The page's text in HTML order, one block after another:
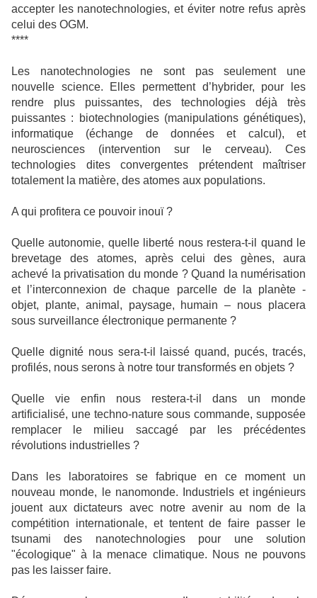
accepter les nanotechnologies, et éviter notre refus après
celui des OGM.
****
Les nanotechnologies ne sont pas seulement une
nouvelle science. Elles permettent d’hybrider, pour les
rendre plus puissantes, des technologies déjà très
puissantes : biotechnologies (manipulations génétiques),
informatique (échange de données et calcul), et
neurosciences (intervention sur le cerveau). Ces
technologies dites convergentes prétendent maîtriser
totalement la matière, des atomes aux populations.
A qui profitera ce pouvoir inouï ?
Quelle autonomie, quelle liberté nous restera-t-il quand le
brevetage des atomes, après celui des gènes, aura
achevé la privatisation du monde ? Quand la numérisation
et l’interconnexion de chaque parcelle de la planète -
objet, plante, animal, paysage, humain – nous placera
sous surveillance électronique permanente ?
Quelle dignité nous sera-t-il laissé quand, pucés, tracés,
profilés, nous serons à notre tour transformés en objets ?
Quelle vie enfin nous restera-t-il dans un monde
artificialisé, une techno-nature sous commande, supposée
remplacer le milieu saccagé par les précédentes
révolutions industrielles ?
Dans les laboratoires se fabrique en ce moment un
nouveau monde, le nanomonde. Industriels et ingénieurs
jouent aux dictateurs avec notre avenir au nom de la
compétition internationale, et tentent de faire passer le
tsunami des nanotechnologies pour une solution
"écologique" à la menace climatique. Nous ne pouvons
pas les laisser faire.